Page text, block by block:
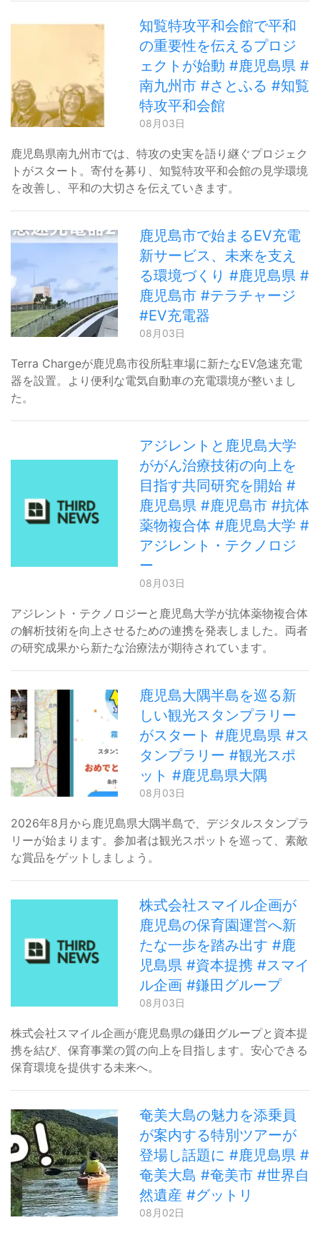
知覧特攻平和会館で平和
の重要性を伝えるプロジ
ェクトが始動 #鹿児島県 #
南九州市 #さとふる #知覧
特攻平和会館
08月03日
鹿児島県南九州市では、特攻の史実を語り継ぐプロジェク
トがスタート。寄付を募り、知覧特攻平和会館の見学環境
を改善し、平和の大切さを伝えていきます。
鹿児島市で始まるEV充電
新サービス、未来を支え
る環境づくり #鹿児島県 #
鹿児島市 #テラチャージ
#EV充電器
08月03日
Terra Chargeが鹿児島市役所駐車場に新たなEV急速充電
器を設置。より便利な電気自動車の充電環境が整いまし
た。
アジレントと鹿児島大学
ががん治療技術の向上を
目指す共同研究を開始 #
鹿児島県 #鹿児島市 #抗体
薬物複合体 #鹿児島大学 #
アジレント・テクノロジ
ー
08月03日
アジレント・テクノロジーと鹿児島大学が抗体薬物複合体
の解析技術を向上させるための連携を発表しました。両者
の研究成果から新たな治療法が期待されています。
鹿児島大隅半島を巡る新
しい観光スタンプラリー
がスタート #鹿児島県 #ス
タンプラリー #観光スポ
ット #鹿児島県大隅
08月03日
2026年8月から鹿児島県大隅半島で、デジタルスタンプラ
リーが始まります。参加者は観光スポットを巡って、素敵
な賞品をゲットしましょう。
株式会社スマイル企画が
鹿児島の保育園運営へ新
たな一歩を踏み出す #鹿
児島県 #資本提携 #スマイ
ル企画 #鎌田グループ
08月03日
株式会社スマイル企画が鹿児島県の鎌田グループと資本提
携を結び、保育事業の質の向上を目指します。安心できる
保育環境を提供する未来へ。
奄美大島の魅力を添乗員
が案内する特別ツアーが
登場し話題に #鹿児島県 #
奄美大島 #奄美市 #世界自
然遺産 #グットリ
08月02日